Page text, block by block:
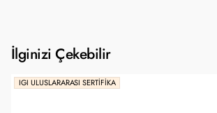
İlginizi Çekebilir
IGI ULUSLARARASI SERTIFIKA